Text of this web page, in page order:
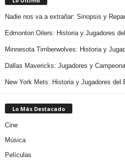
Nadie nos va a extrañar: Sinopsis y
Edmonton Oilers: Historia y Jugadores
Minnesota Timberwolves: Historia y
Dallas Mavericks: Jugadores y
New York Mets: Historia y Jugadores del
Lo Más Destacado
Cine
Música
Películas